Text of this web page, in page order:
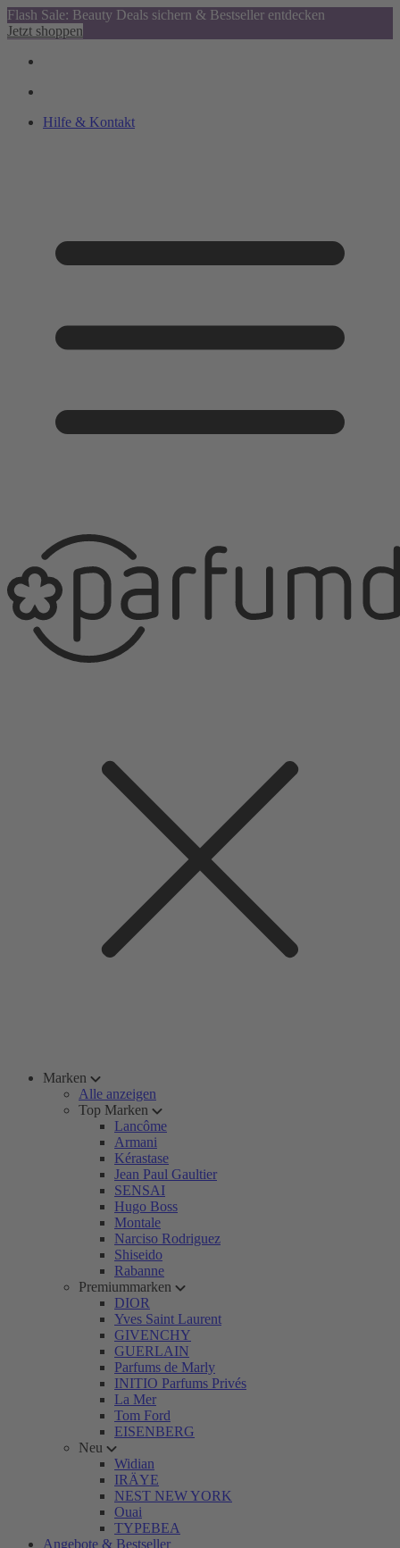
Flash Sale: Beauty Deals sichern & Bestseller entdecken
Jetzt shoppen
Hilfe & Kontakt
Marken
Alle anzeigen
Top Marken
Lancôme
Armani
Kérastase
Jean Paul Gaultier
SENSAI
Hugo Boss
Montale
Narciso Rodriguez
Shiseido
Rabanne
Premiummarken
DIOR
Yves Saint Laurent
GIVENCHY
GUERLAIN
Parfums de Marly
INITIO Parfums Privés
La Mer
Tom Ford
EISENBERG
Neu
Widian
IRÄYE
NEST NEW YORK
Ouai
TYPEBEA
Angebote & Bestseller